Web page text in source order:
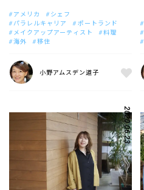
アメリカ
シェフ
パラレルキャリア
ポートランド
メイクアップアーティスト
料理
海外
移住
小野アムスデン道子
2020.06.23